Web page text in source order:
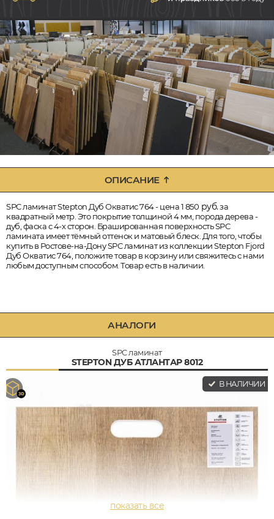
ОПИСАНИЕ
SPC ламинат Stepton Дуб Окватис 764 - цена 1 850 руб.за
квадратный метр. Это покрытие толщиной 4 мм, порода дерева -
дуб, фаска с 4-х сторон. Брашированная поверхность SPC
ламината имеет тёмный оттенок и матовый блеск. Для того, чтобы
купить в Ростове-на-Дону SPC ламинат из коллекции Stepton Fjord
Дуб Окватис 764, положите товар в корзину или свяжитесь с нами
любым доступным способом. Товар есть в наличии.
АНАЛОГИ
SPC ламинат
STEPTON ДУБ АТЛАНТАР 8012
В НАЛИЧИИ